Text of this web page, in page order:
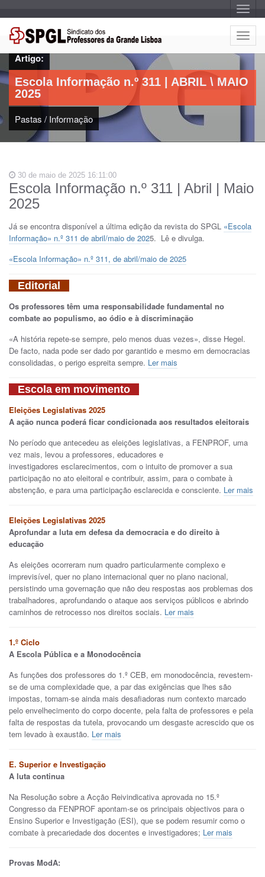
A
l
t
e
r
a
a
g
o
A
l
t
e
r
a
a
a
o
Artigo:
Escola Informação n.º 311 | ABRIL \ MAIO
2025
Pastas / Informação
30 de maio de 2025 16:11:00
Escola Informação n.º 311 | Abril | Maio
2025
Já se encontra disponível a última edição da revista do SPGL «Escola
Informação» n.º 311 de abril/maio de 2025. Lê e divulga.
«Escola Informação» n.º 311, de abril/maio de 2025
Editorial
Os professores têm uma responsabilidade fundamental no
combate ao populismo, ao ódio e à discriminação
«A história repete-se sempre, pelo menos duas vezes», disse Hegel.
De facto, nada pode ser dado por garantido e mesmo em democracias
consolidadas, o perigo espreita sempre. Ler mais
Escola em movimento
Eleições Legislativas 2025
A ação nunca poderá ficar condicionada aos resultados eleitorais
No período que antecedeu as eleições legislativas, a FENPROF, uma
vez mais, levou a professores, educadores e
investigadores esclarecimentos, com o intuito de promover a sua
participação no ato eleitoral e contribuir, assim, para o combate à
abstenção, e para uma participação esclarecida e consciente. Ler mais
Eleições Legislativas 2025
Aprofundar a luta em defesa da democracia e do direito à
educação
As eleições ocorreram num quadro particularmente complexo e
imprevisível, quer no plano internacional quer no plano nacional,
persistindo uma governação que não deu respostas aos problemas dos
trabalhadores, aprofundando o ataque aos serviços públicos e abrindo
caminhos de retrocesso nos direitos sociais. Ler mais
1.º Ciclo
A Escola Pública e a Monodocência
As funções dos professores do 1.º CEB, em monodocência, revestem-
se de uma complexidade que, a par das exigências que lhes são
impostas, tornam-se ainda mais desafiadoras num contexto marcado
pelo envelhecimento do corpo docente, pela falta de professores e pela
falta de respostas da tutela, provocando um desgaste acrescido que os
tem levado à exaustão. Ler mais
E. Superior e Investigação
A luta continua
Na Resolução sobre a Acção Reivindicativa aprovada no 15.º
Congresso da FENPROF apontam-se os principais objectivos para o
Ensino Superior e Investigação (ESI), que se podem resumir como o
combate à precariedade dos docentes e investigadores; Ler mais
Provas ModA: